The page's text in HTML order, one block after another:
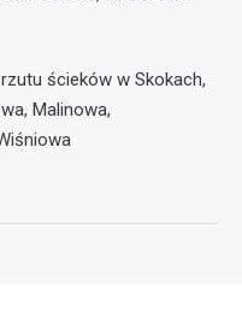
ścieków w Skokach,
Malinowa,